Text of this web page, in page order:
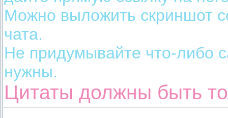
Можно выложить скриншот
чата.
Не придумывайте что-либо
нужны.
Цитаты должны быть